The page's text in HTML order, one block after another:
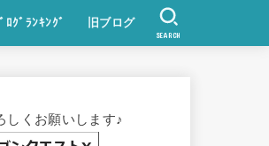
ﾛｸﾞﾗﾝｷﾝｸﾞ 旧ブログ
SEARCH
しくお願いします♪